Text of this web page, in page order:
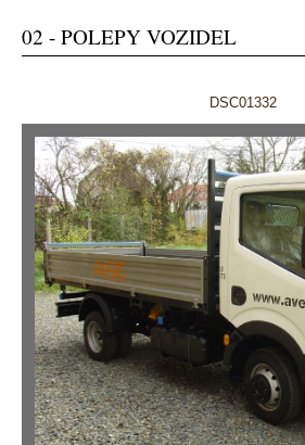
02 - POLEPY VOZIDEL
DSC01332